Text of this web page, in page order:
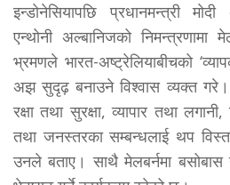
इन्डोनेसियापछि प्रधानमन्त्री मोदी
एन्थोनी अल्बानिजको
भ्रमणले भारत-अष्ट्रेलियाबीचको
अझ सुदृढ़ बनाउने विश्वास व्यक्त गरे।
रक्षा तथा सुरक्षा, व्यापार तथा
तथा जनस्तरका सम्बन्धलाई थप
उनले बताए। साथै मेलबर्नमा बसोबास